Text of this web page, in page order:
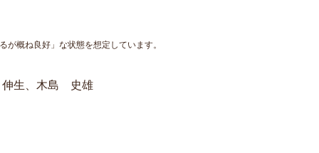
概ね良好」な状態を想定しています。
生、木島 史雄